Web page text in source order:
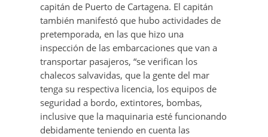
capitán de Puerto de Cartagena. El capitán
también manifestó que hubo actividades de
pretemporada, en las que hizo una
inspección de las embarcaciones que van a
transportar pasajeros, “se verifican los
chalecos salvavidas, que la gente del mar
tenga su respectiva licencia, los equipos de
seguridad a bordo, extintores, bombas,
inclusive que la maquinaria esté funcionando
debidamente teniendo en cuenta las